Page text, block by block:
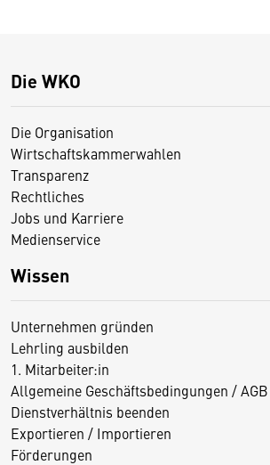
Die WKO
Die Organisation
Wirtschaftskammerwahlen
Transparenz
Rechtliches
Jobs und Karriere
Medienservice
Wissen
Unternehmen gründen
Lehrling ausbilden
1. Mitarbeiter:in
Allgemeine Geschäftsbedingungen / AGB
Dienstverhältnis beenden
Exportieren / Importieren
Förderungen